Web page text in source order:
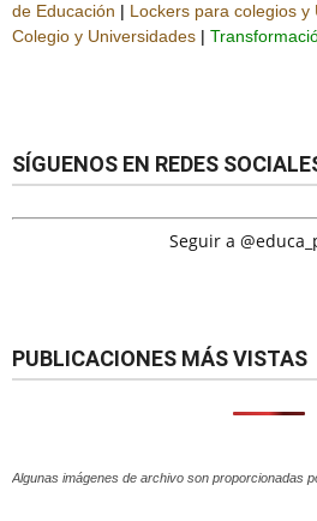
de Educación | Lockers para colegios y
Colegio y Universidades |
SÍGUENOS EN REDES
Seguir a
PUBLICACIONES MÁS VISTAS
Algunas imágenes de archivo son proporcionadas